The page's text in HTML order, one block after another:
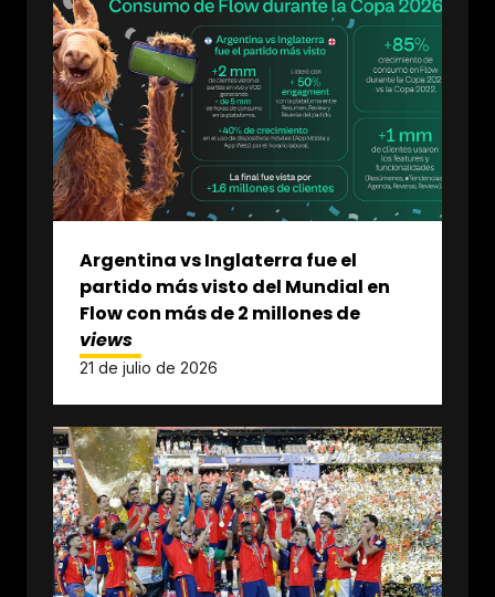
Argentina vs Inglaterra fue el
partido más visto del Mundial en
Flow con más de 2 millones de
views
21 de julio de 2026